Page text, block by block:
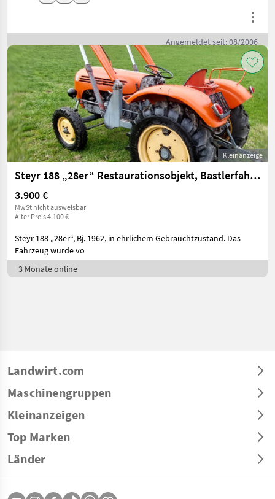
Angemeldet seit: 08/2006
Kleinanzeige
Steyr 188 „28er“ Restaurationsobjekt, Bastlerfahrzeug Steyr 188
3.900 €
MwSt nicht ausweisbar
Alter Preis 4.100 €
Steyr 188 „28er“, Bj. 1962, in ehrlichem Gebrauchtzustand. Das
Fahrzeug wurde vo
3 Monate online
Landwirt.com
Maschinengruppen
Kleinanzeigen
Top Marken
Länder